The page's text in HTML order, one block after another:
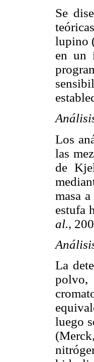
Se
lupino
en un
Los
las
de
masa
estufa
al.,
La
polvo,
luego